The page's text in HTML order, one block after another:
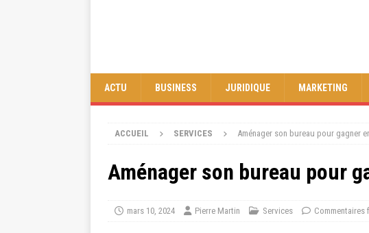
ACTU BUSINESS JURIDIQUE MARKETING
ACCUEIL SERVICES Aménager son bureau pour gagner
Aménager son bureau pour
mars 10, 2024 Pierre Martin Services Commentaires